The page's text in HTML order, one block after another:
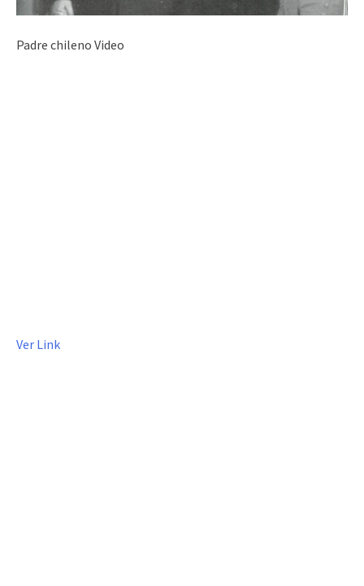
Padre chileno Video
Ver Link